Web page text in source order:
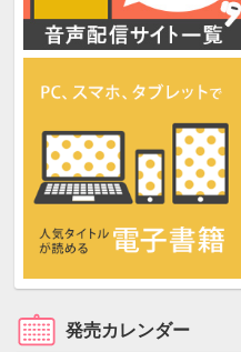
発売カレンダー